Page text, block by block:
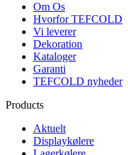
Om Os
Hvorfor TEFCOLD
Vi leverer
Dekoration
Kataloger
Garanti
TEFCOLD nyheder
Products
Aktuelt
Displaykølere